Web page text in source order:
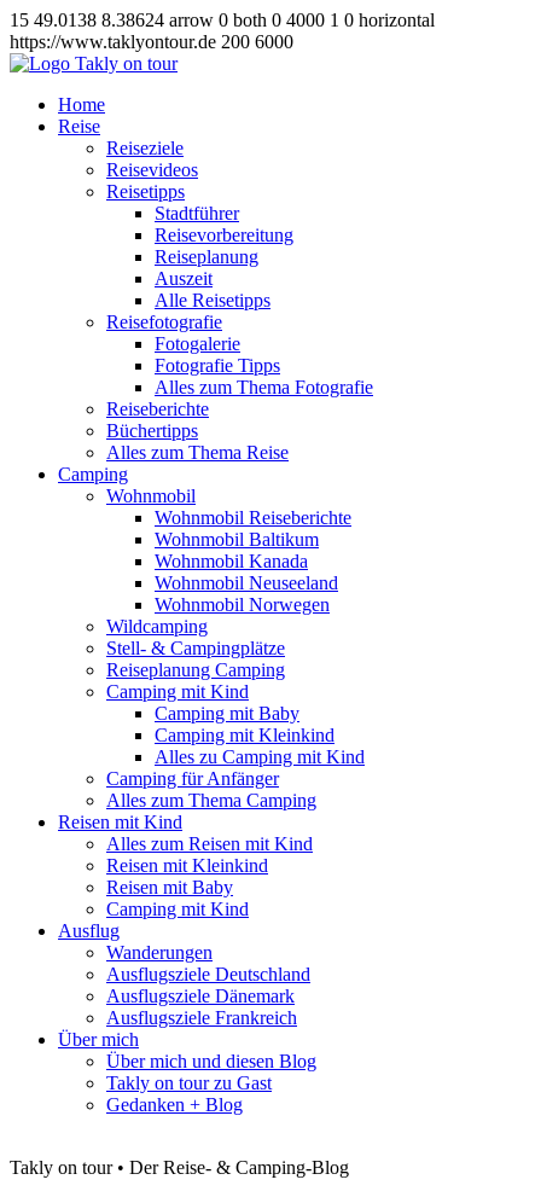
15 49.0138 8.38624 arrow 0 both 0 4000 1 0 horizontal
https://www.taklyontour.de 200 6000
Home
Reise
Reiseziele
Reisevideos
Reisetipps
Stadtführer
Reisevorbereitung
Reiseplanung
Auszeit
Alle Reisetipps
Reisefotografie
Fotogalerie
Fotografie Tipps
Alles zum Thema Fotografie
Reiseberichte
Büchertipps
Alles zum Thema Reise
Camping
Wohnmobil
Wohnmobil Reiseberichte
Wohnmobil Baltikum
Wohnmobil Kanada
Wohnmobil Neuseeland
Wohnmobil Norwegen
Wildcamping
Stell- & Campingplätze
Reiseplanung Camping
Camping mit Kind
Camping mit Baby
Camping mit Kleinkind
Alles zu Camping mit Kind
Camping für Anfänger
Alles zum Thema Camping
Reisen mit Kind
Alles zum Reisen mit Kind
Reisen mit Kleinkind
Reisen mit Baby
Camping mit Kind
Ausflug
Wanderungen
Ausflugsziele Deutschland
Ausflugsziele Dänemark
Ausflugsziele Frankreich
Über mich
Über mich und diesen Blog
Takly on tour zu Gast
Gedanken + Blog
Takly on tour • Der Reise- & Camping-Blog